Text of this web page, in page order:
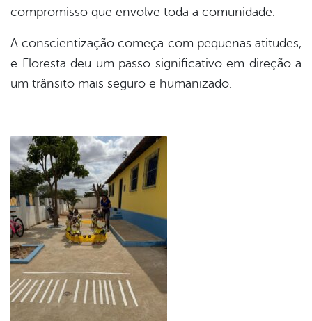
compromisso que envolve toda a comunidade.
A conscientização começa com pequenas atitudes,
e Floresta deu um passo significativo em direção a
um trânsito mais seguro e humanizado.